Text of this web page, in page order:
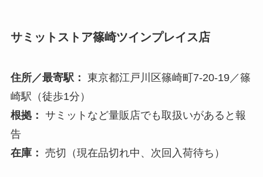
サミットストア篠崎ツインプレイス店
住所／最寄駅： 東京都江戸川区篠崎町7-20-19／篠
崎駅（徒歩1分）
根拠： サミットなど量販店でも取扱いがあると報
告
在庫： 売切（現在品切れ中、次回入荷待ち）